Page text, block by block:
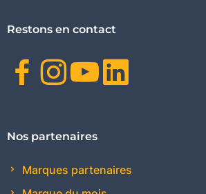
Restons en contact
Facebook
Instagram
Youtube
Nos partenaires
Marques partenaires